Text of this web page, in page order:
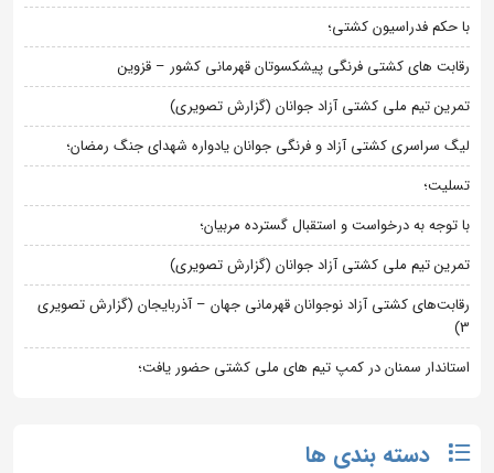
با حکم فدراسیون کشتی؛
رقابت های کشتی فرنگی پیشکسوتان قهرمانی کشور – قزوین
تمرین تیم ملی کشتی آزاد جوانان (گزارش تصویری)
لیگ سراسری کشتی آزاد و فرنگی جوانان یادواره شهدای جنگ رمضان؛
تسلیت؛
با توجه به درخواست و استقبال گسترده مربیان؛
تمرین تیم ملی کشتی آزاد جوانان (گزارش تصویری)
رقابت‌های کشتی آزاد نوجوانان قهرمانی جهان – آذربایجان (گزارش تصویری
3)
استاندار سمنان در کمپ تیم های ملی کشتی حضور یافت؛
دسته بندی ها